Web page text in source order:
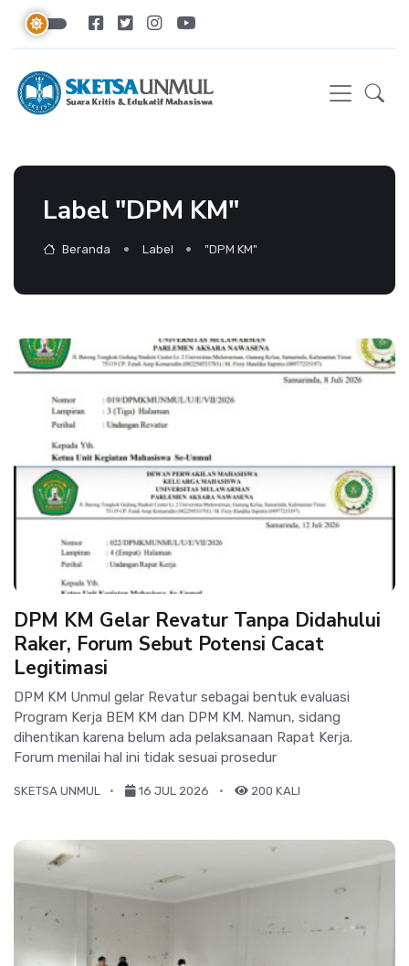
Label "DPM KM"
Beranda Label "DPM KM"
DPM KM Gelar Revatur Tanpa Didahului
Raker, Forum Sebut Potensi Cacat
Legitimasi
DPM KM Unmul gelar Revatur sebagai bentuk evaluasi
Program Kerja BEM KM dan DPM KM. Namun, sidang
dihentikan karena belum ada pelaksanaan Rapat Kerja.
Forum menilai hal ini tidak sesuai prosedur
SKETSA UNMUL 16 JUL 2026 200 KALI